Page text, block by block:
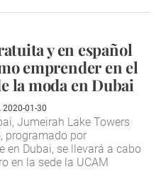
y en español
emprender en el
la moda en Dubai
2020-01-30
Jumeirah Lake Towers
programado por
en Dubai, se llevará a cabo
en la sede la UCAM